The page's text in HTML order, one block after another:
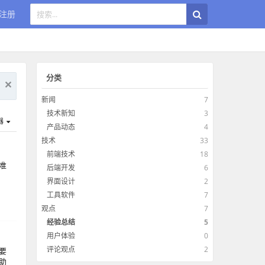
册
分类
新闻
7
技术新知
3
产品动态
4
技术
33
前端技术
18
后端开发
6
界面设计
2
工具软件
7
观点
7
经验总结
5
用户体验
0
评论观点
2